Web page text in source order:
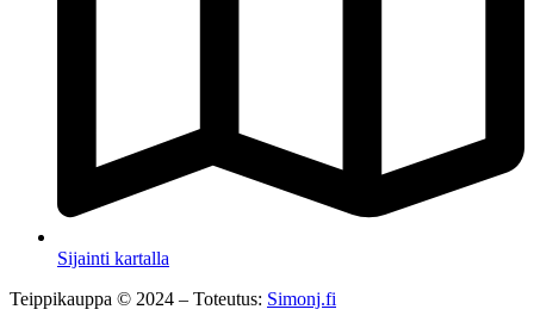
Sijainti kartalla
Teippikauppa © 2024 – Toteutus: Simonj.fi